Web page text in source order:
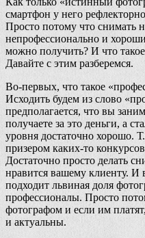
смартфон у него
Просто потому что снимать
непрофессионально и
можно получить? И что
Давайте с этим разберемся.
Во-первых, что такое
Исходить будем из слово
предполагается, что вы
получаете за это деньги, а
уровня достаточно хорошо.
призером каких-то
Достаточно просто делать
нравится вашему клиенту. И
подходит львиная доля
профессионалы. Просто
фотографом и если им
и актуальны.